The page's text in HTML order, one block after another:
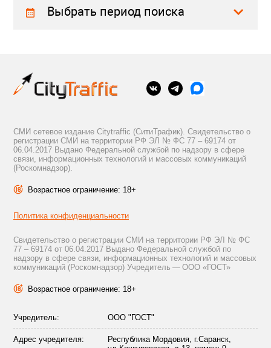
Выбрать период поиска
СМИ сетевое издание Citytraffic (СитиТрафик). Свидетельство о
регистрации СМИ на территории РФ ЭЛ № ФС 77 – 69174 от
06.04.2017 Выдано Федеральной службой по надзору в сфере
связи, информационных технологий и массовых коммуникаций
(Роскомнадзор).
Возрастное ограничение: 18+
Политика конфиденциальности
Свидетельство о регистрации СМИ на территории РФ ЭЛ № ФС
77 – 69174 от 06.04.2017 Выдано Федеральной службой по
надзору в сфере связи, информационных технологий и массовых
коммуникаций (Роскомнадзор) Учредитель — ООО «ГОСТ»
Возрастное ограничение: 18+
Учредитель: ООО "ГОСТ"
Адрес учредителя:
Республика Мордовия, г.Саранск,